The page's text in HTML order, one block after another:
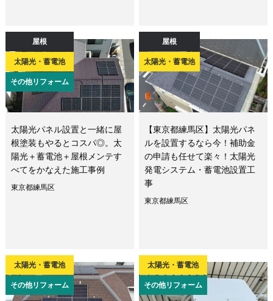
屋根
太陽光・蓄電池
その他リフォーム
太陽光パネル設置と一緒に屋
根塗装もやるとコスパ◎。太
陽光＋蓄電池＋屋根メンテす
べてをかなえた施工事例
東京都練馬区
屋根
太陽光・蓄電池
【東京都練馬区】太陽光パネ
ルを設置するなら今！補助金
の申請も任せて楽々！太陽光
発電システム・蓄電池設置工
事
東京都練馬区
太陽光・蓄電池
その他リフォーム
太陽光・蓄電池
その他リフォーム